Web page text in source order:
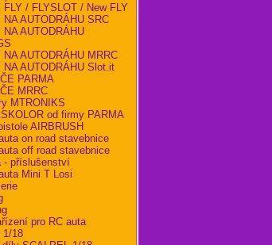
FLY / FLYSLOT / New FLY
NA AUTODRÁHU SRC
NA AUTODRÁHU
NA AUTODRÁHU MRRC
NA AUTODRÁHU Slot.it
PARMA
MRRC
MTRONIKS
od firmy PARMA
AIRBRUSH
on road stavebnice
off road stavebnice
- příslušenství
Mini T Losi
pro RC auta
1/18